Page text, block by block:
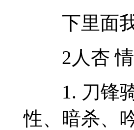
下里面我
2人杏 情
1. 刀锋骑
性、暗杀、